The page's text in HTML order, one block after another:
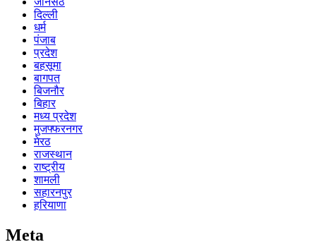
दिल्ली
धर्म
पंजाब
प्रदेश
बहसूमा
बागपत
बिजनौर
बिहार
मध्य प्रदेश
मुजफ्फरनगर
मेरठ
राजस्थान
राष्ट्रीय
शामली
सहारनपुर
हरियाणा
Meta